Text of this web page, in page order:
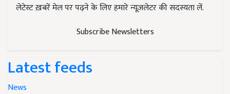
लेटेस्ट ख़बरें मेल पर पढ़ने के लिए हमारे न्यूज़लेटर की सदस्यता लें.
Subscribe Newsletters
Latest feeds
News